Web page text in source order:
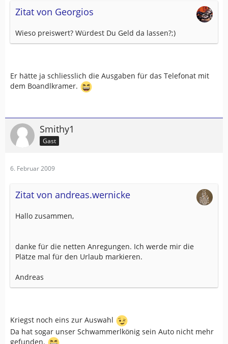
Zitat von Georgios
Wieso preiswert? Würdest Du Geld da lassen?;)
Er hätte ja schliesslich die Ausgaben für das Telefonat mit
dem Boandlkramer.
Smithy1
Gast
6. Februar 2009
Zitat von andreas.wernicke
Hallo zusammen,
danke für die netten Anregungen. Ich werde mir die
Plätze mal für den Urlaub markieren.
Andreas
Kriegst noch eins zur Auswahl
Da hat sogar unser Schwammerlkönig sein Auto nicht mehr
gefunden.